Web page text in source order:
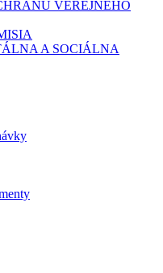
VEREJNÉHO
A SOCIÁLNA